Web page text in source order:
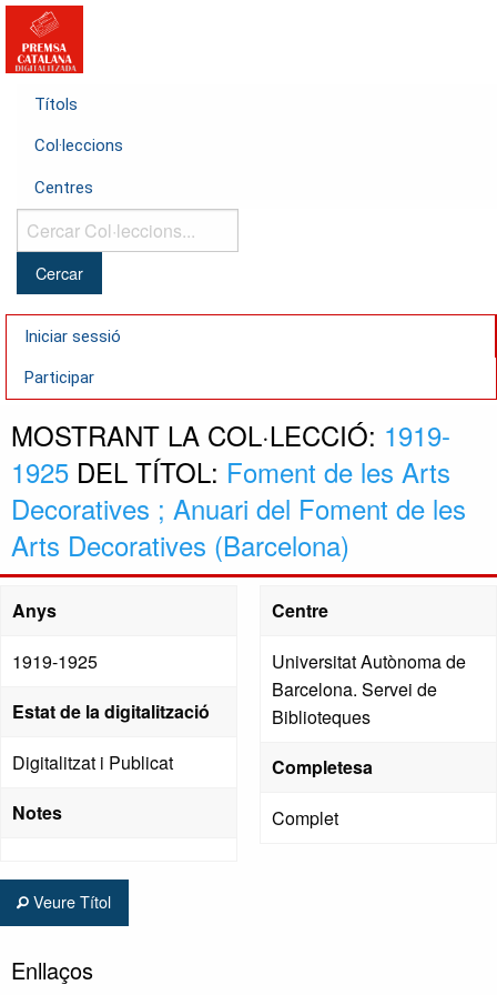
Títols
Col·leccions
Centres
Cercar
Col·leccions...
Iniciar sessió
Participar
MOSTRANT LA COL·LECCIÓ: 1919-
1925 DEL TÍTOL: Foment de les Arts
Decoratives ; Anuari del Foment de les
Arts Decoratives (Barcelona)
Anys
1919-1925
Estat de la digitalització
Digitalitzat i Publicat
Notes
Centre
Universitat Autònoma de
Barcelona. Servei de
Biblioteques
Completesa
Complet
Veure Títol
Enllaços